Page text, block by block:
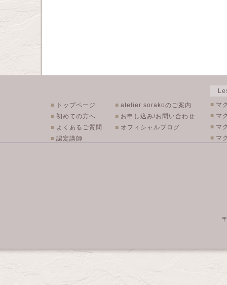
■ トップページ
■ 初めての方へ
■ よくあるご質問
■ 認定講師
■ atelier sorakoのご案内
■ お申し込み/お問い合わせ
■ オフィシャルブログ
■ マ
■ マ
■ マ
■ マ